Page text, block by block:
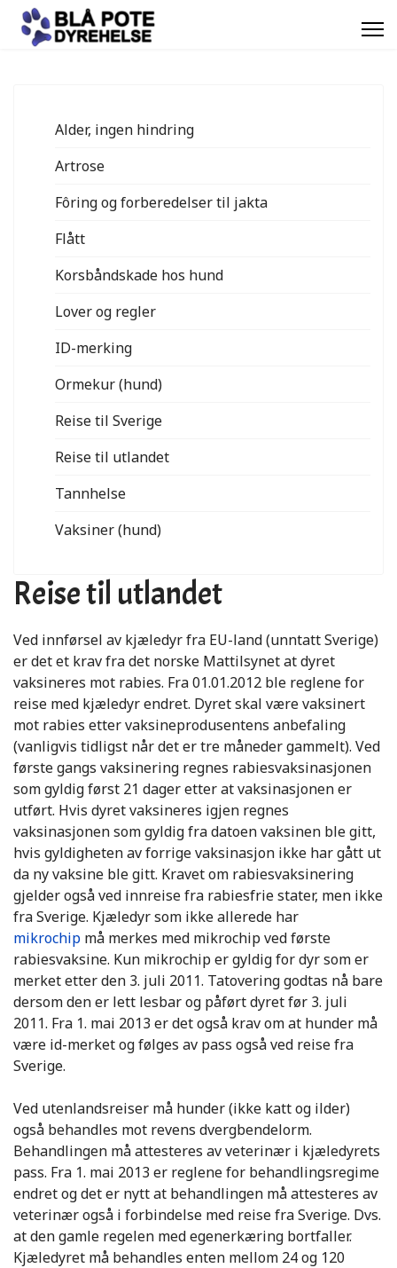
Alder, ingen hindring
Artrose
Fôring og forberedelser til jakta
Flått
Korsbåndskade hos hund
Lover og regler
ID-merking
Ormekur (hund)
Reise til Sverige
Reise til utlandet
Tannhelse
Vaksiner (hund)
Reise til utlandet
Ved innførsel av kjæledyr fra EU-land (unntatt Sverige)
er det et krav fra det norske Mattilsynet at dyret
vaksineres mot rabies. Fra 01.01.2012 ble reglene for
reise med kjæledyr endret. Dyret skal være vaksinert
mot rabies etter vaksineprodusentens anbefaling
(vanligvis tidligst når det er tre måneder gammelt). Ved
første gangs vaksinering regnes rabiesvaksinasjonen
som gyldig først 21 dager etter at vaksinasjonen er
utført. Hvis dyret vaksineres igjen regnes
vaksinasjonen som gyldig fra datoen vaksinen ble gitt,
hvis gyldigheten av forrige vaksinasjon ikke har gått ut
da ny vaksine ble gitt. Kravet om rabiesvaksinering
gjelder også ved innreise fra rabiesfrie stater, men ikke
fra Sverige. Kjæledyr som ikke allerede har
mikrochip må merkes med mikrochip ved første
rabiesvaksine. Kun mikrochip er gyldig for dyr som er
merket etter den 3. juli 2011. Tatovering godtas nå bare
dersom den er lett lesbar og påført dyret før 3. juli
2011. Fra 1. mai 2013 er det også krav om at hunder må
være id-merket og følges av pass også ved reise fra
Sverige.
Ved utenlandsreiser må hunder (ikke katt og ilder)
også behandles mot revens dvergbendelorm.
Behandlingen må attesteres av veterinær i kjæledyrets
pass. Fra 1. mai 2013 er reglene for behandlingsregime
endret og det er nytt at behandlingen må attesteres av
veterinær også i forbindelse med reise fra Sverige. Dvs.
at den gamle regelen med egenerkæring bortfaller.
Kjæledyret må behandles enten mellom 24 og 120